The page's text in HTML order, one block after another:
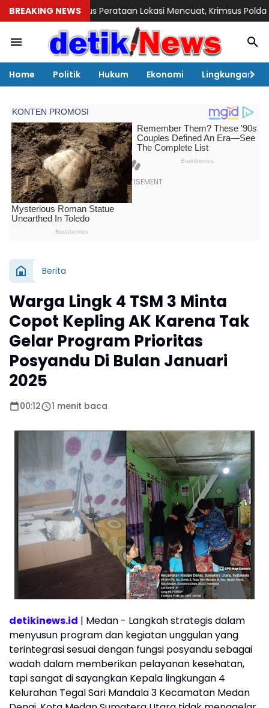
BREAKING NEWS
Perataan Lokasi Mencuat, Krimsus Polda Riau Akan
Home Politik Hukum Ekonomi Lingkungan
Berita
Warga Lingk 4 TSM 3 Minta
Copot Kepling AK Karena Tak
Gelar Program Prioritas
Posyandu Di Bulan Januari
2025
00:12 1 menit baca
detikinews.id | Medan - Langkah strategis dalam
menyusun program dan kegiatan unggulan yang
terintegrasi sesuai dengan fungsi posyandu sebagai
wadah dalam memberikan pelayanan kesehatan,
tapi sangat di sayangkan Kepala lingkungan 4
Kelurahan Tegal Sari Mandala 3 Kecamatan Medan